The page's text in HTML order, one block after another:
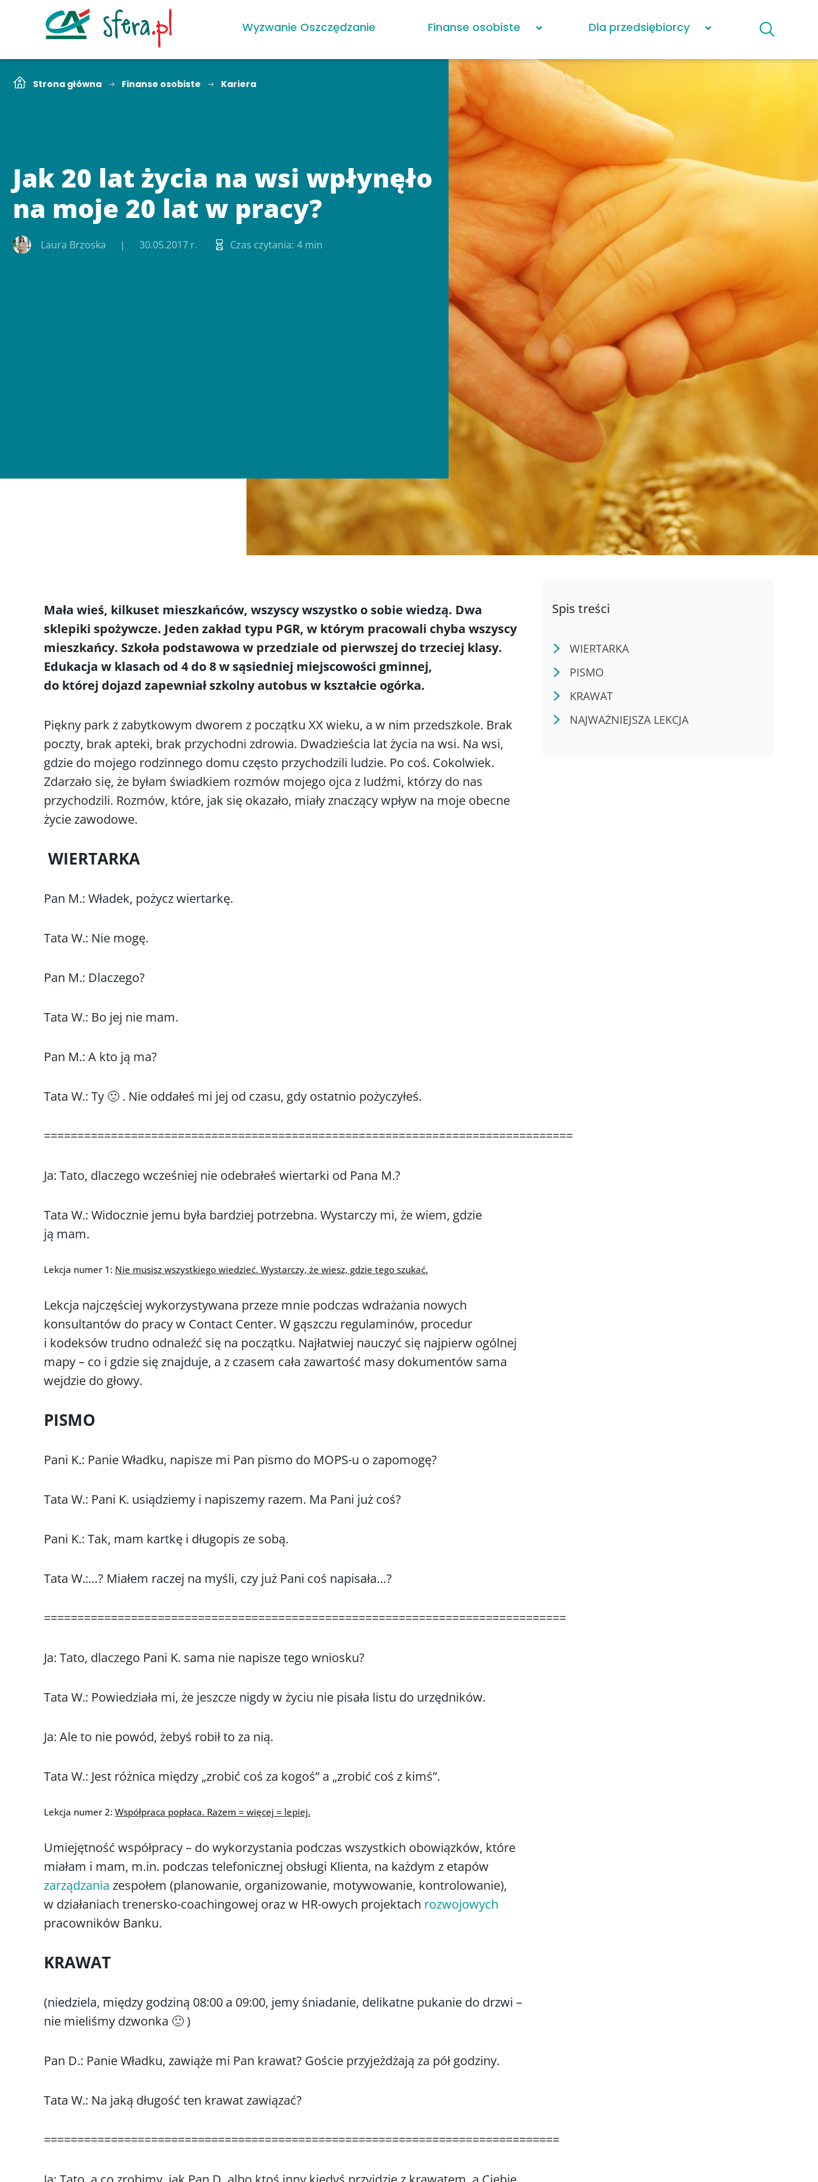
Wyzwanie Oszczędzanie Finanse osobiste Dla przedsiębiorcy
Strona główna Finanse osobiste Kariera
Jak 20 lat życia na wsi wpłynęło
na moje 20 lat w pracy?
Laura Brzoska 30.05.2017 r. Czas czytania: 4 min
Spis treści
WIERTARKA
PISMO
KRAWAT
NAJWAŻNIEJSZA LEKCJA
Mała wieś, kilkuset mieszkańców, wszyscy wszystko o sobie wiedzą. Dwa
sklepiki spożywcze. Jeden zakład typu PGR, w którym pracowali chyba wszyscy
mieszkańcy. Szkoła podstawowa w przedziale od pierwszej do trzeciej klasy.
Edukacja w klasach od 4 do 8 w sąsiedniej miejscowości gminnej,
do której dojazd zapewniał szkolny autobus w kształcie ogórka.
Piękny park z zabytkowym dworem z początku XX wieku, a w nim przedszkole. Brak
poczty, brak apteki, brak przychodni zdrowia. Dwadzieścia lat życia na wsi. Na wsi,
gdzie do mojego rodzinnego domu często przychodzili ludzie. Po coś. Cokolwiek.
Zdarzało się, że byłam świadkiem rozmów mojego ojca z ludźmi, którzy do nas
przychodzili. Rozmów, które, jak się okazało, miały znaczący wpływ na moje obecne
życie zawodowe.
WIERTARKA
Pan M.: Władek, pożycz wiertarkę.
Tata W.: Nie mogę.
Pan M.: Dlaczego?
Tata W.: Bo jej nie mam.
Pan M.: A kto ją ma?
Tata W.: Ty 🙂 . Nie oddałeś mi jej od czasu, gdy ostatnio pożyczyłeś.
===============================================================================
Ja: Tato, dlaczego wcześniej nie odebrałeś wiertarki od Pana M.?
Tata W.: Widocznie jemu była bardziej potrzebna. Wystarczy mi, że wiem, gdzie
ją mam.
Lekcja numer 1: Nie musisz wszystkiego wiedzieć. Wystarczy, że wiesz, gdzie tego szukać.
Lekcja najczęściej wykorzystywana przeze mnie podczas wdrażania nowych
konsultantów do pracy w Contact Center. W gąszczu regulaminów, procedur
i kodeksów trudno odnaleźć się na początku. Najłatwiej nauczyć się najpierw ogólnej
mapy – co i gdzie się znajduje, a z czasem cała zawartość masy dokumentów sama
wejdzie do głowy.
PISMO
Pani K.: Panie Władku, napisze mi Pan pismo do MOPS-u o zapomogę?
Tata W.: Pani K. usiądziemy i napiszemy razem. Ma Pani już coś?
Pani K.: Tak, mam kartkę i długopis ze sobą.
Tata W.:…? Miałem raczej na myśli, czy już Pani coś napisała…?
==============================================================================
Ja: Tato, dlaczego Pani K. sama nie napisze tego wniosku?
Tata W.: Powiedziała mi, że jeszcze nigdy w życiu nie pisała listu do urzędników.
Ja: Ale to nie powód, żebyś robił to za nią.
Tata W.: Jest różnica między „zrobić coś za kogoś” a „zrobić coś z kimś”.
Lekcja numer 2: Współpraca popłaca. Razem = więcej = lepiej.
Umiejętność współpracy – do wykorzystania podczas wszystkich obowiązków, które
miałam i mam, m.in. podczas telefonicznej obsługi Klienta, na każdym z etapów
zarządzania zespołem (planowanie, organizowanie, motywowanie, kontrolowanie),
w działaniach trenersko-coachingowej oraz w HR-owych projektach rozwojowych
pracowników Banku.
KRAWAT
(niedziela, między godziną 08:00 a 09:00, jemy śniadanie, delikatne pukanie do drzwi –
nie mieliśmy dzwonka 🙂 )
Pan D.: Panie Władku, zawiąże mi Pan krawat? Goście przyjeżdżają za pół godziny.
Tata W.: Na jaką długość ten krawat zawiązać?
=============================================================================